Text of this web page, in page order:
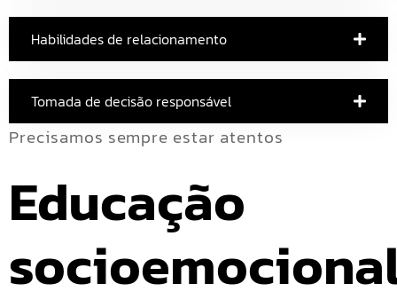
Precisamos sempre estar atentos
Educação
Habilidades de relacionamento
Tomada de decisão responsável